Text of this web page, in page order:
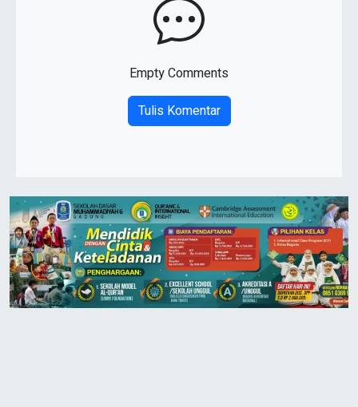
Empty Comments
Tulis Komentar